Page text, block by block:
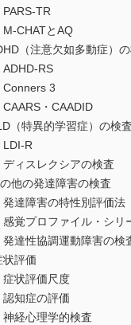
TR
CHATとAQ
（注意欠如多動症）
RS
3
・CAADID
（特異的学習症）の検査
R
スレクシアの検査
他の発達障害の検査
障害の特性別評価法
プロファイル・シリ
性協調運動障害の検
評価
状評価尺度
知症の評価
心理学的検査